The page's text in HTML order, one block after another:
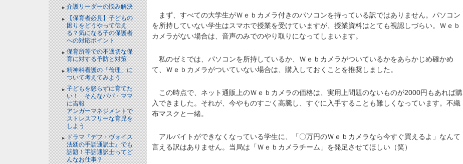
介護リーダーの悩み解決
【保育者必見】子どもの
困りをどうやって伝え
る？気になる子の保護者
への対応ポイント
保育所等での不適切な保
育に対する予防と対策
精神科看護の「倫理」に
ついて考えてみよう
子どもを怒らずに育てた
い！ そんなパパ・ママ
に吉報
アンガーマネジメントで
ストレスフリーな育児を
しよう
ドラマ『デフ・ヴォイス
法廷の手話通訳士』でも
話題！手話通訳士ってど
んなお仕事？
まず、すべての大学生がＷｅｂカメラ付きのパソコンを持っている訳ではありません。パソコン
を所持していない学生はスマホで授業を受けていますが、授業資料はとても視認しづらい。Ｗｅｂ
カメラがない場合は、音声のみでのやり取りになってしまいます。
私のゼミでは、パソコンを所持しているか、Ｗｅｂカメラがついているかをあらかじめ確かめ
て、Ｗｅｂカメラがついていない場合は、購入しておくことを推奨しました。
この時点で、ネット通販上のＷｅｂカメラの価格は、実用上問題のないものが2000円もあれば購
入できました。それが、今やものすごく高騰し、すぐに入手することも難しくなっています。不織
布マスクと一緒。
アルバイトができなくなっている学生に、「〇万円のＷｅｂカメラなら今すぐ買えるよ」なんて
言える訳はありません。当局は「Ｗｅｂカメラチーム」を発足させてほしい（笑）